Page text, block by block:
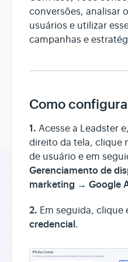
conversões, analisar
usuários e utilizar
campanhas e
Como
1. Acesse a Leadster
direito da tela, clique
de usuário e em
Gerenciamento de
marketing → Google
2. Em seguida, clique
credencial.